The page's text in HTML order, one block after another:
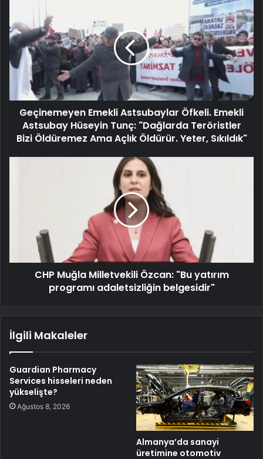
Geçinemeyen Emekli Astsubaylar Öfkeli. Emekli
Astsubay Hüseyin Tunç: "Dağlarda Teröristler
Bizi Öldüremez Ama Açlık Öldürür. Yeter, Sıkıldık"
CHP Muğla Milletvekili Özcan: "Bu yatırım
programı adaletsizliğin belgesidir"
İlgili Makaleler
Guardian Pharmacy
Services hisseleri neden
yükselişte?
Ağustos 8, 2026
Almanya’da sanayi
üretimine otomotiv